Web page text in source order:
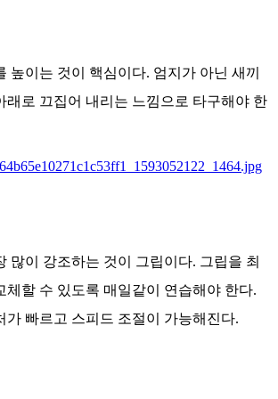
높이는 것이 핵심이다. 엄지가 아닌 새끼
래로 끄집어 내리는 느낌으로 타구해야 한
많이 강조하는 것이 그립이다. 그립을 최
체할 수 있도록 매일같이 연습해야 한다.
가 빠르고 스피드 조절이 가능해진다.